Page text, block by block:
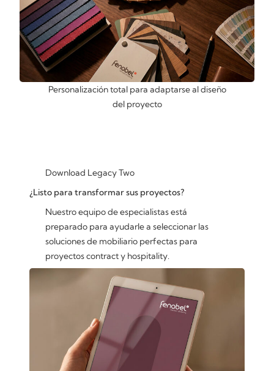
Personalización total para adaptarse al diseño
del proyecto
Download Legacy Two
¿Listo para transformar sus proyectos?
Nuestro equipo de especialistas está
preparado para ayudarle a seleccionar las
soluciones de mobiliario perfectas para
proyectos contract y hospitality.